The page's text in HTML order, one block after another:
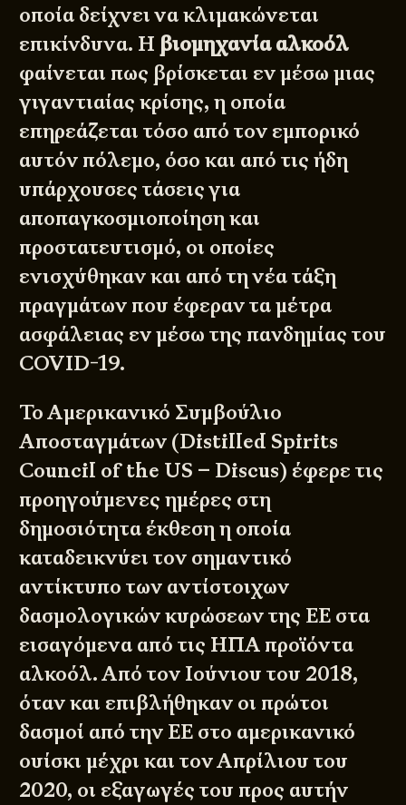
οποία δείχνει να κλιμακώνεται
επικίνδυνα. Η βιομηχανία αλκοόλ
φαίνεται πως βρίσκεται εν μέσω μιας
γιγαντιαίας κρίσης, η οποία
επηρεάζεται τόσο από τον εμπορικό
αυτόν πόλεμο, όσο και από τις ήδη
υπάρχουσες τάσεις για
αποπαγκοσμιοποίηση και
προστατευτισμό, οι οποίες
ενισχύθηκαν και από τη νέα τάξη
πραγμάτων που έφεραν τα μέτρα
ασφάλειας εν μέσω της πανδημίας του
COVID-19.
Το Αμερικανικό Συμβούλιο
Αποσταγμάτων (Distilled Spirits
Council of the US – Discus) έφερε τις
προηγούμενες ημέρες στη
δημοσιότητα έκθεση η οποία
καταδεικνύει τον σημαντικό
αντίκτυπο των αντίστοιχων
δασμολογικών κυρώσεων της ΕΕ στα
εισαγόμενα από τις ΗΠΑ προϊόντα
αλκοόλ. Από τον Ιούνιου του 2018,
όταν και επιβλήθηκαν οι πρώτοι
δασμοί από την ΕΕ στο αμερικανικό
ουίσκι μέχρι και τον Απρίλιου του
2020, οι εξαγωγές του προς αυτήν